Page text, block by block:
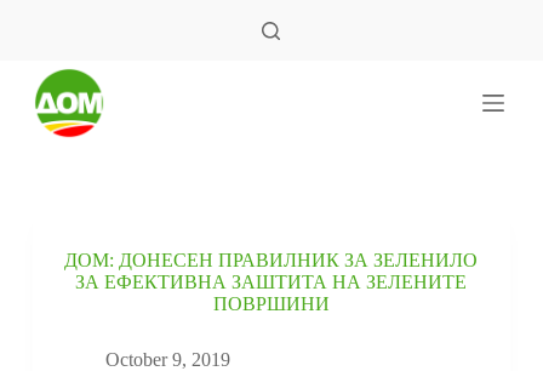
ДОМ: ДОНЕСЕН ПРАВИЛНИК ЗА ЗЕЛЕНИЛО
ЗА ЕФЕКТИВНА ЗАШТИТА НА ЗЕЛЕНИТЕ
ПОВРШИНИ
October 9, 2019